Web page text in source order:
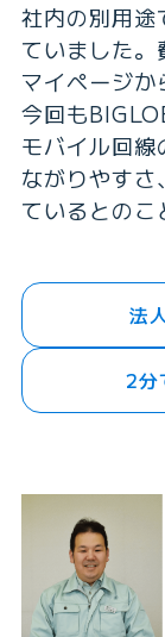
社内の別用途
ていました
マイページか
今回も
モバイル回
ながりやすさ
ているとのこ
法
2分